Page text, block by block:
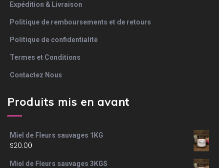
Expédition & Livraison
Politique de remboursements et de retours
Politique de confidentialité
Termes et Conditions
Contactez Nous
Produits mis en avant
Miel de Fleurs sauvages 1KG
$20.00
Miel de Fleurs sauvages 3KGS